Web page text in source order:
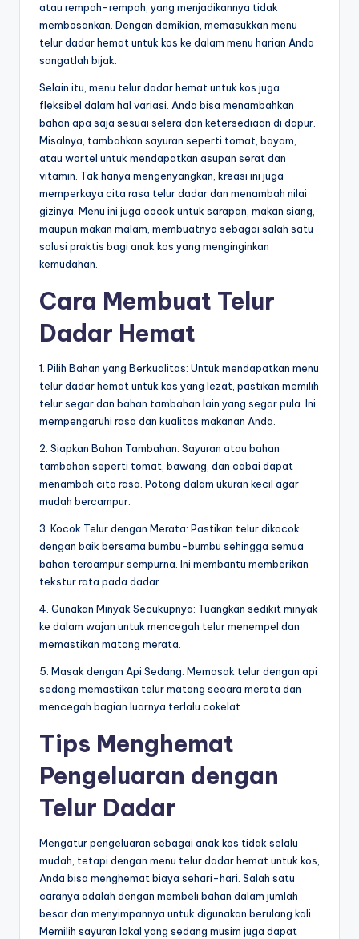
atau rempah-rempah, yang menjadikannya tidak
membosankan. Dengan demikian, memasukkan menu
telur dadar hemat untuk kos ke dalam menu harian Anda
sangatlah bijak.
Selain itu, menu telur dadar hemat untuk kos juga
fleksibel dalam hal variasi. Anda bisa menambahkan
bahan apa saja sesuai selera dan ketersediaan di dapur.
Misalnya, tambahkan sayuran seperti tomat, bayam,
atau wortel untuk mendapatkan asupan serat dan
vitamin. Tak hanya mengenyangkan, kreasi ini juga
memperkaya cita rasa telur dadar dan menambah nilai
gizinya. Menu ini juga cocok untuk sarapan, makan siang,
maupun makan malam, membuatnya sebagai salah satu
solusi praktis bagi anak kos yang menginginkan
kemudahan.
Cara Membuat Telur
Dadar Hemat
1. Pilih Bahan yang Berkualitas: Untuk mendapatkan menu
telur dadar hemat untuk kos yang lezat, pastikan memilih
telur segar dan bahan tambahan lain yang segar pula. Ini
mempengaruhi rasa dan kualitas makanan Anda.
2. Siapkan Bahan Tambahan: Sayuran atau bahan
tambahan seperti tomat, bawang, dan cabai dapat
menambah cita rasa. Potong dalam ukuran kecil agar
mudah bercampur.
3. Kocok Telur dengan Merata: Pastikan telur dikocok
dengan baik bersama bumbu-bumbu sehingga semua
bahan tercampur sempurna. Ini membantu memberikan
tekstur rata pada dadar.
4. Gunakan Minyak Secukupnya: Tuangkan sedikit minyak
ke dalam wajan untuk mencegah telur menempel dan
memastikan matang merata.
5. Masak dengan Api Sedang: Memasak telur dengan api
sedang memastikan telur matang secara merata dan
mencegah bagian luarnya terlalu cokelat.
Tips Menghemat
Pengeluaran dengan
Telur Dadar
Mengatur pengeluaran sebagai anak kos tidak selalu
mudah, tetapi dengan menu telur dadar hemat untuk kos,
Anda bisa menghemat biaya sehari-hari. Salah satu
caranya adalah dengan membeli bahan dalam jumlah
besar dan menyimpannya untuk digunakan berulang kali.
Memilih sayuran lokal yang sedang musim juga dapat